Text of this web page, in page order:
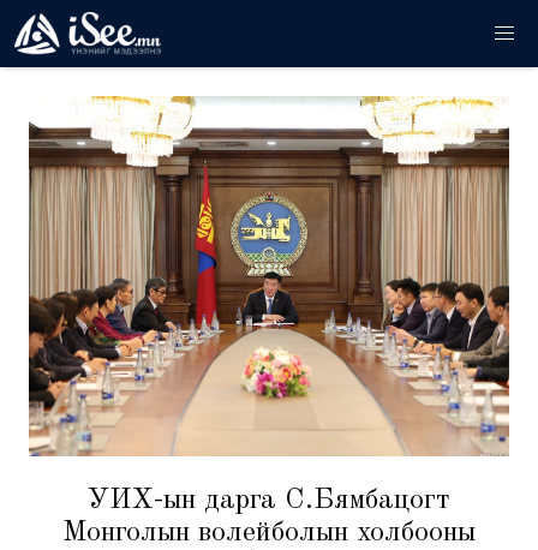
УИХ-ын дарга С.Бямбацогт
Монголын волейболын холбооны